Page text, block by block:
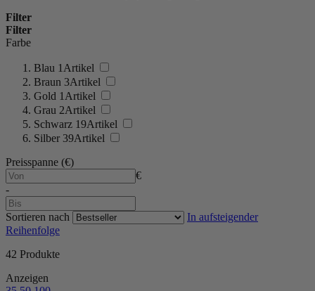
Filter
Filter
Farbe
Blau 1 Artikel
Braun 3Artikel
Gold 1 Artikel
Grau 2Artikel
Schwarz 19Artikel
Silber 39Artikel
Preisspanne (€)
€
-
Sortieren nach
In aufsteigender
Reihenfolge
42 Produkte
Anzeigen